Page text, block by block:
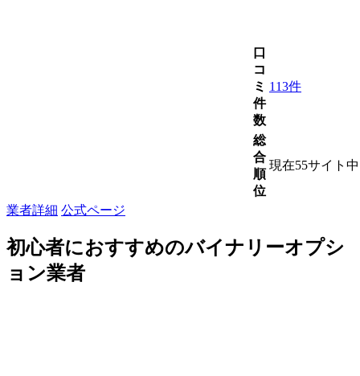
口
コ
ミ
件
数
113件
総
合
順
位
現在55サイト
業者詳細 公式ページ
初心者におすすめのバイナリーオプシ
ョン業者